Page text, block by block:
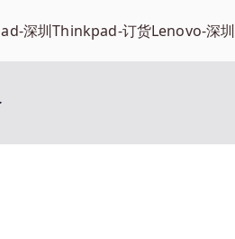
深圳Thinkpad-订货Lenovo-深圳